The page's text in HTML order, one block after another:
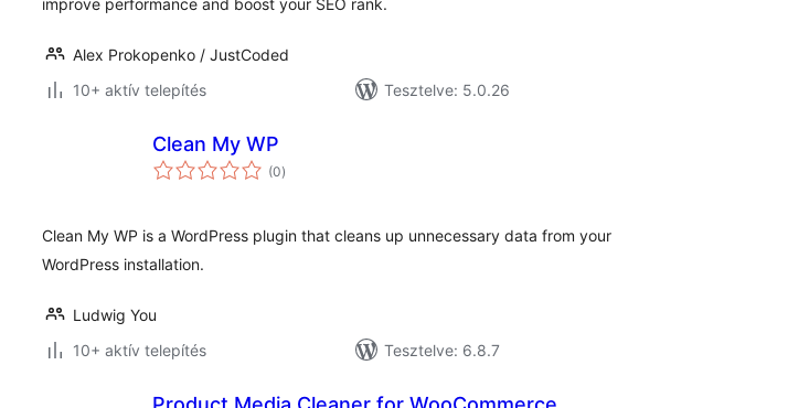
improve performance and boost your SEO rank.
Alex Prokopenko / JustCoded
10+ aktív telepítés
Tesztelve: 5.0.26
Clean My WP
(0értékelés
összesen
)
Clean My WP is a WordPress plugin that cleans up unnecessary data from your
WordPress installation.
Ludwig You
10+ aktív telepítés
Tesztelve: 6.8.7